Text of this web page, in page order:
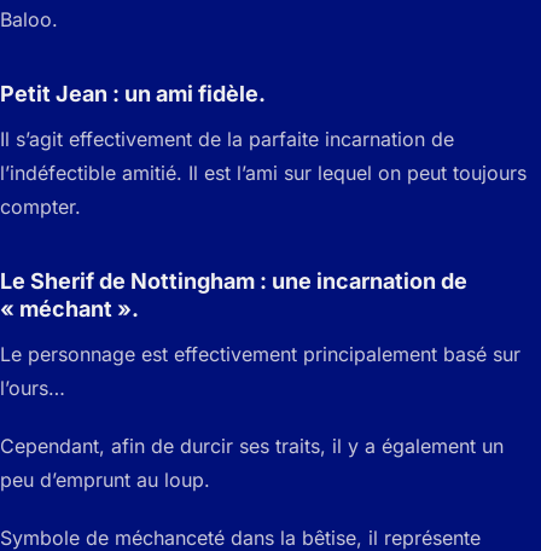
Baloo.
Petit Jean : un ami fidèle.
Il s’agit effectivement de la parfaite incarnation de
l’indéfectible amitié. Il est l’ami sur lequel on peut toujours
compter.
Le Sherif de Nottingham : une incarnation de
« méchant ».
Le personnage est effectivement principalement basé sur
l’ours…
Cependant, afin de durcir ses traits, il y a également un
peu d’emprunt au loup.
Symbole de méchanceté dans la bêtise, il représente